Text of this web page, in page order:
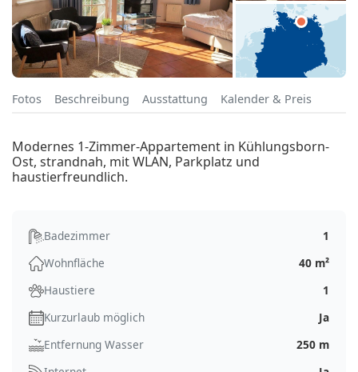
Fotos Beschreibung Ausstattung Kalender & Preis
Modernes 1-Zimmer-Appartement in Kühlungsborn-
Ost, strandnah, mit WLAN, Parkplatz und
haustierfreundlich.
Badezimmer
1
Wohnfläche
40 m²
Haustiere
1
Kurzurlaub möglich
Ja
Entfernung Wasser
250 m